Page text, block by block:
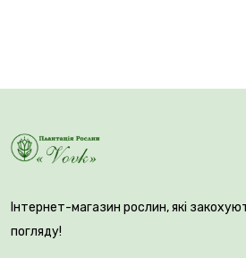
Інтернет-магазин рослин, які
погляду!